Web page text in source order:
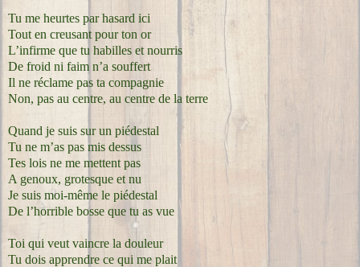
Tu me heurtes par hasard ici
Tout en creusant pour ton or
L’infirme que tu habilles et nourris
De froid ni faim n’a souffert
Il ne réclame pas ta compagnie
Non, pas au centre, au centre de la terre
Quand je suis sur un piédestal
Tu ne m’as pas mis dessus
Tes lois ne me mettent pas
A genoux, grotesque et nu
Je suis moi-même le piédestal
De l’horrible bosse que tu as vue
Toi qui veut vaincre la douleur
Tu dois apprendre ce qui me plait